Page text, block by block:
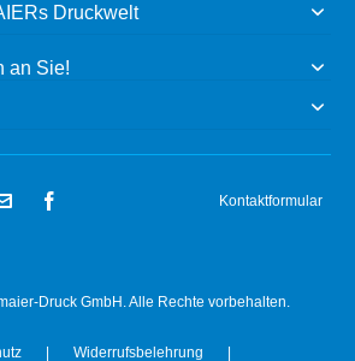
Druckwelt
an Sie!
Kontaktformular
Druck GmbH. Alle Rechte vorbehalten.
| Widerrufsbelehrung |